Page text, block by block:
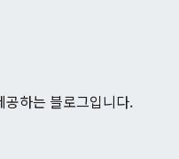
공하는 블로그입니다.